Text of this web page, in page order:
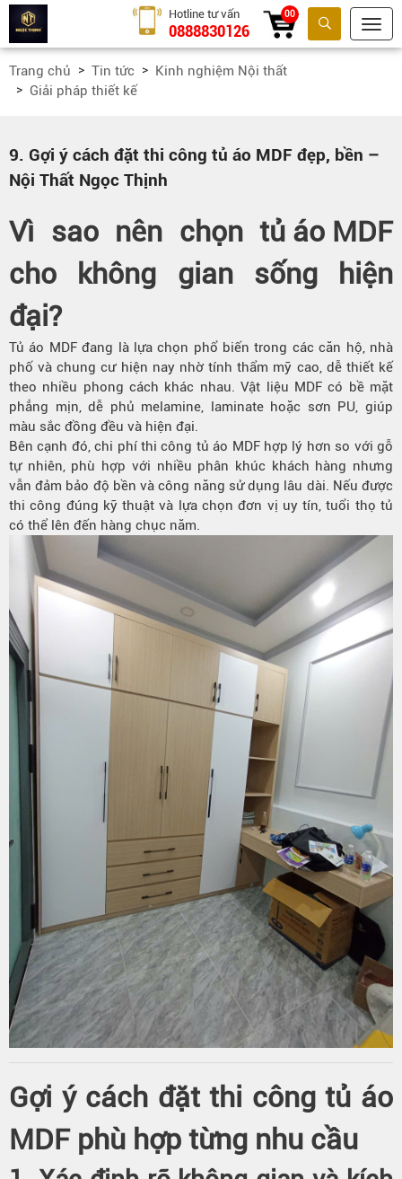
Tìm kiếm
Hotline tư vấn
0888830126
00
Trang chủ Tin tức
Kinh nghiệm Nội thất
Giải pháp thiết kế
9. Gợi ý cách đặt thi công tủ áo MDF đẹp, bền –
Nội Thất Ngọc Thịnh
Vì sao nên chọn tủ áo MDF
cho không gian sống hiện
đại?
Tủ áo MDF đang là lựa chọn phổ biến trong các căn hộ, nhà
phố và chung cư hiện nay nhờ tính thẩm mỹ cao, dễ thiết kế
theo nhiều phong cách khác nhau. Vật liệu MDF có bề mặt
phẳng mịn, dễ phủ melamine, laminate hoặc sơn PU, giúp
màu sắc đồng đều và hiện đại.
Bên cạnh đó, chi phí thi công tủ áo MDF hợp lý hơn so với gỗ
tự nhiên, phù hợp với nhiều phân khúc khách hàng nhưng
vẫn đảm bảo độ bền và công năng sử dụng lâu dài. Nếu được
thi công đúng kỹ thuật và lựa chọn đơn vị uy tín, tuổi thọ tủ
có thể lên đến hàng chục năm.
Gợi ý cách đặt thi công tủ áo
MDF phù hợp từng nhu cầu